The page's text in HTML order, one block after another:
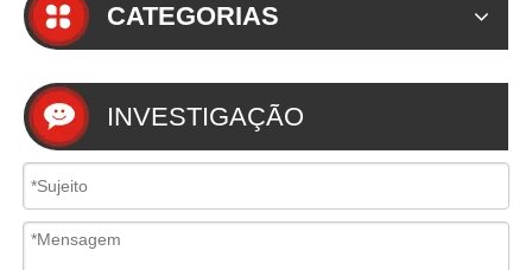
CATEGORIAS
INVESTIGAÇÃO